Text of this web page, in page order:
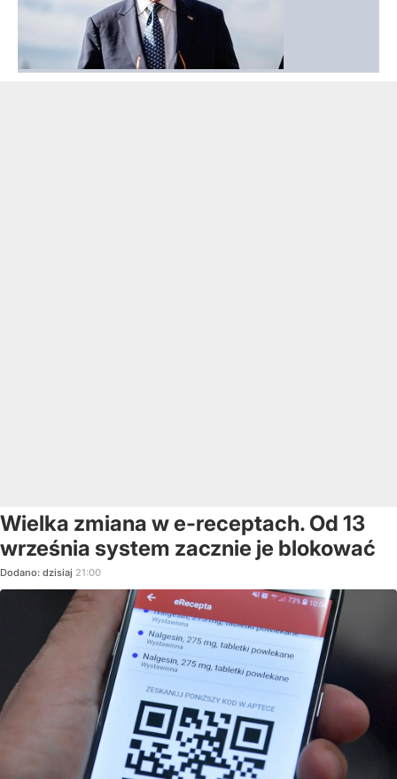
Wielka zmiana w e-receptach. Od 13
września system zacznie je blokować
Dodano: dzisiaj 21:00